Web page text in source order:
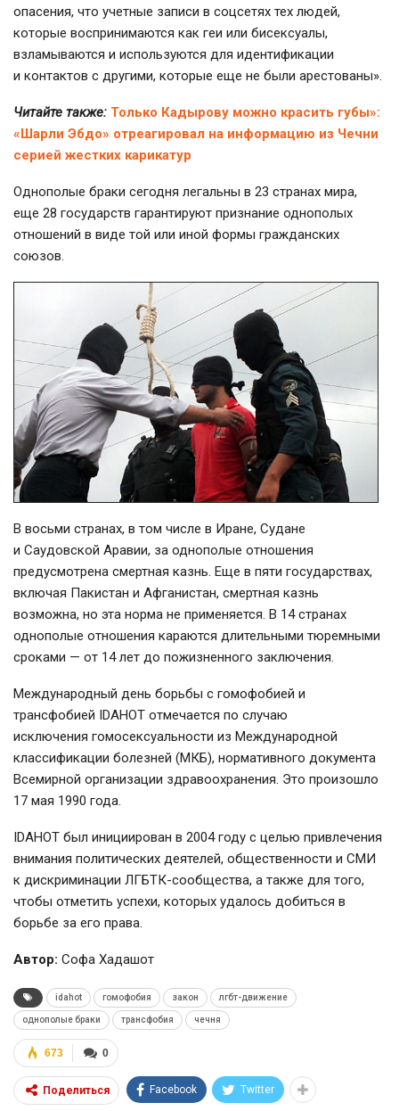
опасения, что учетные записи в соцсетях тех людей,
которые воспринимаются как геи или бисексуалы,
взламываются и используются для идентификации
и контактов с другими, которые еще не были арестованы».
Читайте также: Только Кадырову можно красить губы»:
«Шарли Эбдо» отреагировал на информацию из Чечни
серией жестких карикатур
Однополые браки сегодня легальны в 23 странах мира,
еще 28 государств гарантируют признание однополых
отношений в виде той или иной формы гражданских
союзов.
В восьми странах, в том числе в Иране, Судане
и Саудовской Аравии, за однополые отношения
предусмотрена смертная казнь. Еще в пяти государствах,
включая Пакистан и Афганистан, смертная казнь
возможна, но эта норма не применяется. В 14 странах
однополые отношения караются длительными тюремными
сроками — от 14 лет до пожизненного заключения.
Международный день борьбы с гомофобией и
трансфобией IDAHOT отмечается по случаю
исключения гомосексуальности из Международной
классификации болезней (МКБ), нормативного документа
Всемирной организации здравоохранения. Это произошло
17 мая 1990 года.
IDAHOT был инициирован в 2004 году с целью привлечения
внимания политических деятелей, общественности и СМИ
к дискриминации ЛГБТК-сообщества, а также для того,
чтобы отметить успехи, которых удалось добиться в
борьбе за его права.
Автор: Софа Хадашот
idahot гомофобия закон лгбт-движение
однополые браки трансфобия чечня
0
673
Поделиться Facebook Twitter